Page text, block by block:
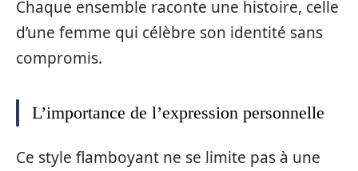
Chaque ensemble raconte une histoire, celle
d’une femme qui célèbre son identité sans
compromis.
L’importance de l’expression personnelle
Ce style flamboyant ne se limite pas à une